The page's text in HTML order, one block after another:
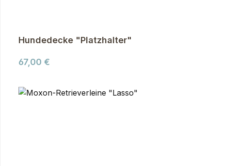
Hundedecke "Platzhalter"
Regulärer Preis:
67,00 €